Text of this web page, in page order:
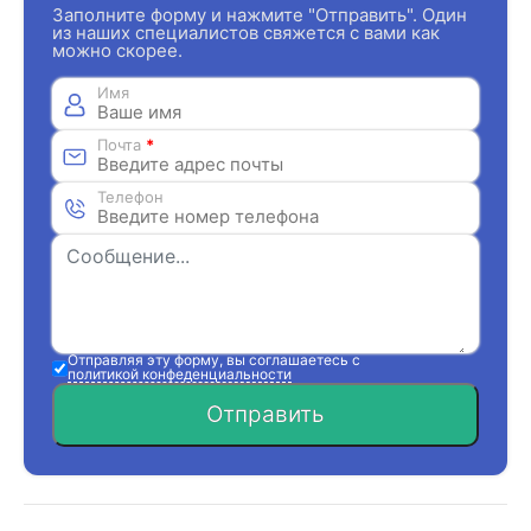
Заполните форму и нажмите "Отправить". Один
из наших специалистов свяжется с вами как
можно скорее.
Имя
Почта *
Телефон
Отправляя эту форму, вы соглашаетесь с
политикой конфеденциальности
Отправить